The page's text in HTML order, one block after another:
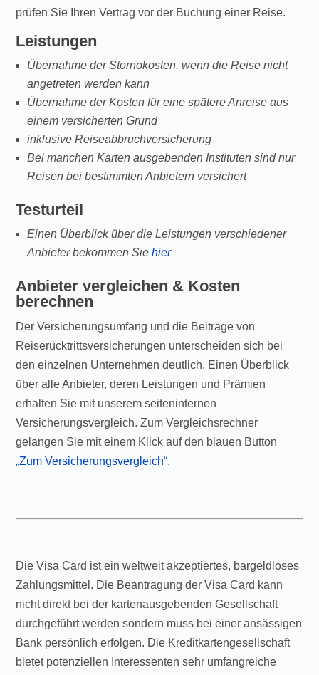
prüfen Sie Ihren Vertrag vor der Buchung einer Reise.
Leistungen
Übernahme der Stornokosten, wenn die Reise nicht
angetreten werden kann
Übernahme der Kosten für eine spätere Anreise aus
einem versicherten Grund
inklusive Reiseabbruchversicherung
Bei manchen Karten ausgebenden Instituten sind nur
Reisen bei bestimmten Anbietern versichert
Testurteil
Einen Überblick über die Leistungen verschiedener
Anbieter bekommen Siehier
Anbieter vergleichen & Kosten
berechnen
Der Versicherungsumfang und die Beiträge von
Reiserücktrittsversicherungen unterscheiden sich bei
den einzelnen Unternehmen deutlich. Einen Überblick
über alle Anbieter, deren Leistungen und Prämien
erhalten Sie mit unserem seiteninternen
Versicherungsvergleich. Zum Vergleichsrechner
gelangen Sie mit einem Klick auf den blauen Button
„Zum Versicherungsvergleich“.
Die Visa Card ist ein weltweit akzeptiertes, bargeldloses
Zahlungsmittel. Die Beantragung der Visa Card kann
nicht direkt bei der kartenausgebenden Gesellschaft
durchgeführt werden sondern muss bei einer ansässigen
Bank persönlich erfolgen. Die Kreditkartengesellschaft
bietet potenziellen Interessenten sehr umfangreiche